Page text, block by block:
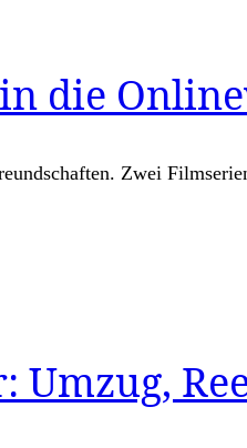
die
Zwei